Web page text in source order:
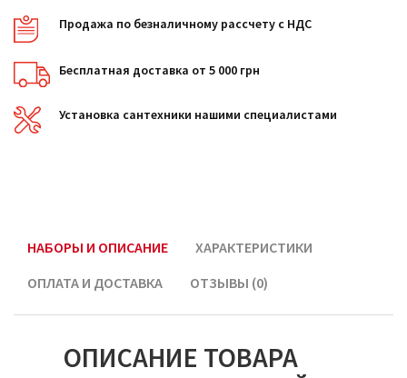
Продажа по безналичному рассчету с НДС
Бесплатная доставка от 5 000 грн
Установка сантехники нашими специалистами
НАБОРЫ И ОПИСАНИЕ
ХАРАКТЕРИСТИКИ
ОПЛАТА И ДОСТАВКА
ОТЗЫВЫ (0)
ОПИСАНИЕ ТОВАРА